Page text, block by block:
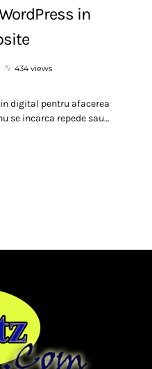
in
434 views
digital pentru afacerea
se incarca repede sau…